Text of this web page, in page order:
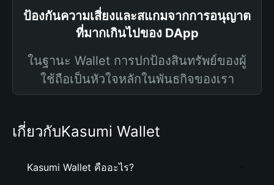
ป้องกันความเสี่ยงและสแกมจากการอนุญาต
ที่มากเกินไปของ DApp
ในฐานะ Wallet การปกป้องสินทรัพย์ของผู้
ใช้ถือเป็นหัวใจหลักในพันธกิจของเรา
เกี่ยวกับKasumi Wallet
Kasumi Wallet คืออะไร?